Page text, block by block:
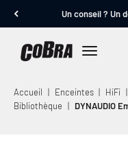
Un conseil ? Un
Cobra.fr
Accueil | Enceintes | HiFi |
Bibliothèque | DYNAUDIO